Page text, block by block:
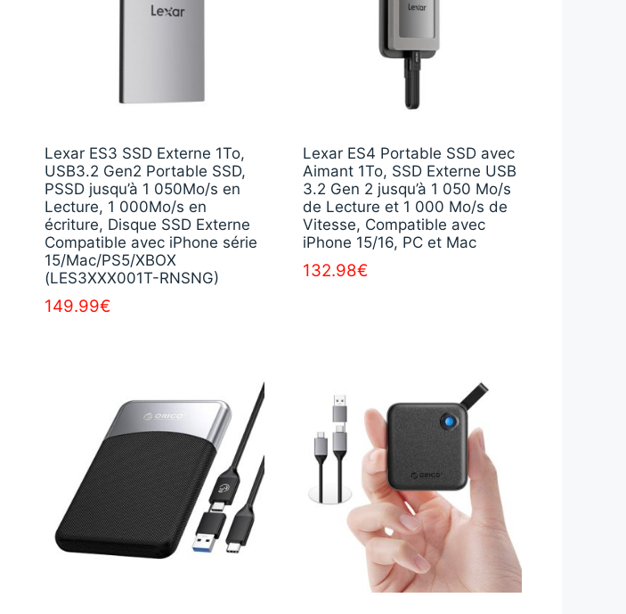
Lexar ES3 SSD Externe 1To,
USB3.2 Gen2 Portable SSD,
PSSD jusqu’à 1 050Mo/s en
Lecture, 1 000Mo/s en
écriture, Disque SSD Externe
Compatible avec iPhone série
15/Mac/PS5/XBOX
(LES3XXX001T-RNSNG)
149.99€
Lexar ES4 Portable SSD avec
Aimant 1To, SSD Externe USB
3.2 Gen 2 jusqu’à 1 050 Mo/s
de Lecture et 1 000 Mo/s de
Vitesse, Compatible avec
iPhone 15/16, PC et Mac
132.98€